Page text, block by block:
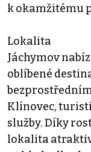
k okamžitému
Lokalita
Jáchymov
oblíbené
Klínovec,
služby. Díky
lokalita